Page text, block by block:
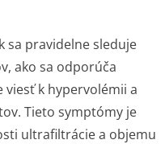
sa pravidelne sleduje
ako sa odporúča
viesť k hypervolémii a
Tieto symptómy je
ultrafiltrácie a objemu